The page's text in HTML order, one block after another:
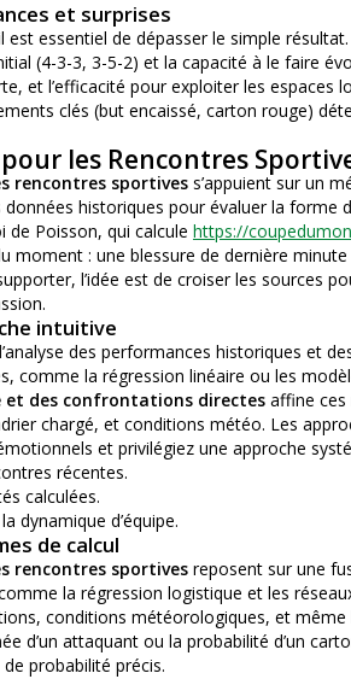
et surprises
essentiel de dépasser le simple résultat.
(4-3-3, 3-5-2) et la capacité à le faire
et l’efficacité pour exploiter les espaces
clés (but encaissé, carton rouge)
les Rencontres
rencontres sportives s’appuient sur un
données historiques pour évaluer la
Poisson, qui calcule https://
moment : une blessure de dernière
l’idée est de croiser les sources
intuitive
des performances historiques et
comme la régression linéaire ou les
et des confrontations directes affine ces
chargé, et conditions météo. Les
et privilégiez une approche
récentes.
calculées.
dynamique d’équipe.
de calcul
rencontres sportives reposent sur une
la régression logistique et les
conditions météorologiques, et même
d’un attaquant ou la probabilité d’un
probabilité précis.